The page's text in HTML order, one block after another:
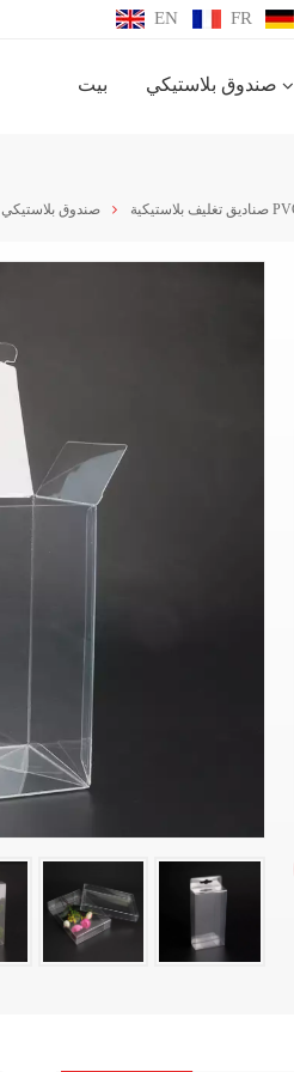
EN FR
بيت صندوق بلاستيكي
صندوق بلاستيكي